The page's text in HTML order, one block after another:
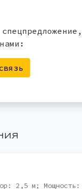
2,5 м; Мощность: